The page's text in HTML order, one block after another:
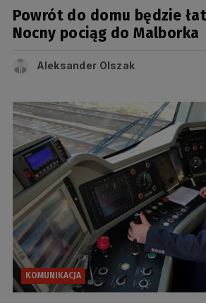
Powrót do domu będzie
Nocny pociąg do Malborka
Aleksander Olszak
KOMUNIKACJA